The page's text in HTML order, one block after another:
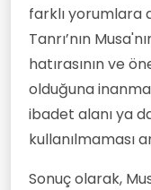
farklı yorumlara
Tanrı’nın
hatırasının ve
olduğuna
ibadet alanı ya
kullanılmaması
Sonuç olarak,